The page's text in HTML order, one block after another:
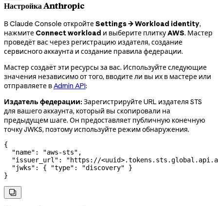
Настройка Anthropic
В Claude Console откройтеSettings → Workload identity,
нажмите Connect workload и выберите плиткуAWS. Мастер
проведёт вас через регистрацию издателя, создание
сервисного аккаунта и создание правила федерации.
Мастер создаёт эти ресурсы за вас. Используйте следующие
значения независимо от того, вводите ли вы их в мастере или
отправляете вAdmin API:
Издатель федерации:Зарегистрируйте URL издателя STS
для вашего аккаунта, который вы скопировали на
предыдущем шаге. Он предоставляет публичную конечную
точку JWKS, поэтому используйте режим обнаружения.
{
  "name"
: "aws-sts" ,
  "issuer_url"
:
"https://
  "jwks"
: { "type" : "discovery" }
}
